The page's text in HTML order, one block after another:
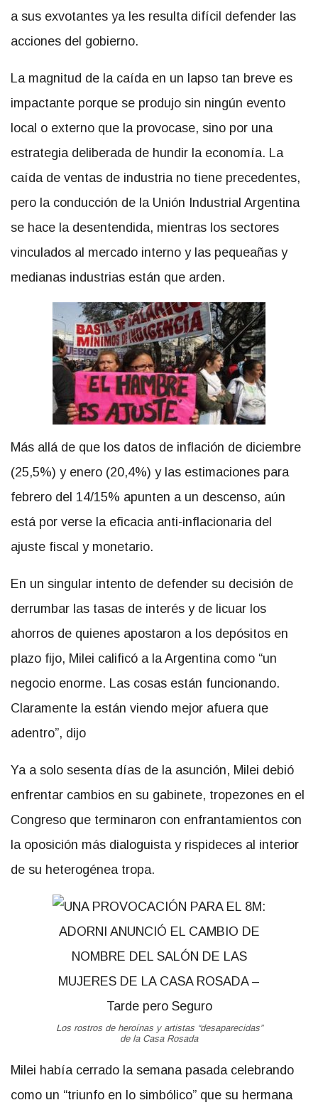
a sus exvotantes ya les resulta difícil defender las
acciones del gobierno.
La magnitud de la caída en un lapso tan breve es
impactante porque se produjo sin ningún evento
local o externo que la provocase, sino por una
estrategia deliberada de hundir la economía. La
caída de ventas de industria no tiene precedentes,
pero la conducción de la Unión Industrial Argentina
se hace la desentendida, mientras los sectores
vinculados al mercado interno y las pequeañas y
medianas industrias están que arden.
Más allá de que los datos de inflación de diciembre
(25,5%) y enero (20,4%) y las estimaciones para
febrero del 14/15% apunten a un descenso, aún
está por verse la eficacia anti-inflacionaria del
ajuste fiscal y monetario.
En un singular intento de defender su decisión de
derrumbar las tasas de interés y de licuar los
ahorros de quienes apostaron a los depósitos en
plazo fijo, Milei calificó a la Argentina como “un
negocio enorme. Las cosas están funcionando.
Claramente la están viendo mejor afuera que
adentro”, dijo
Ya a solo sesenta días de la asunción, Milei debió
enfrentar cambios en su gabinete, tropezones en el
Congreso que terminaron con enfrantamientos con
la oposición más dialoguista y rispideces al interior
de su heterogénea tropa.
Los rostros de heroínas y artistas “desaparecidas”
de la Casa Rosada
Milei había cerrado la semana pasada celebrando
como un “triunfo en lo simbólico” que su hermana